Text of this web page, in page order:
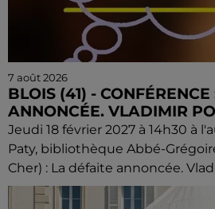
7 août 2026
BLOIS (41) -
ANNONCÉE. VLADIMIR
Jeudi 18 février 2027 à 14h30 à
Paty, bibliothèque Abbé-
Cher) : La défaite annoncée.